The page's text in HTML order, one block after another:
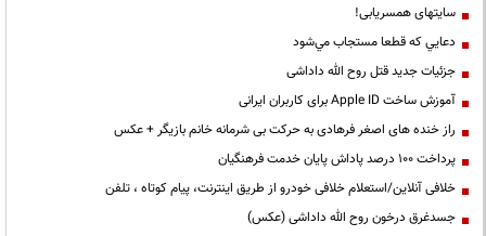
سایتهای همسریابی!
دعايي كه قطعا مستجاب مي‌شود
جزئیات جدید قتل روح الله داداشی
آموزش ساخت Apple ID برای کاربران ایرانی
راز خنده های اصغر فرهادی به حرکت بی شرمانه خانم بازیگر + عکس
پرداخت ۱۰۰ درصد پاداش پایان خدمت فرهنگیان
خلافی آنلاین/استعلام خلافی خودرو از طریق اینترنت، پیام کوتاه ، تلفن
جسدغرق درخون روح الله داداشی (عکس)